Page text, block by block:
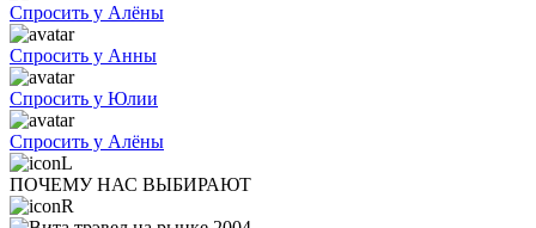
Спросить у Алёны
Спросить у Анны
Спросить у Юлии
Спросить у Алёны
ПОЧЕМУ НАС ВЫБИРАЮТ